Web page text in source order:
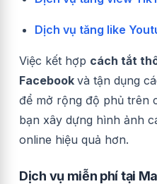
Dịch vụ tăng like
Việc kết hợp cách tắt
Facebook và tận dụng
để mở rộng độ phủ trên
bạn xây dựng hình ảnh
online hiệu quả hơn.
Dịch vụ miễn phí tại